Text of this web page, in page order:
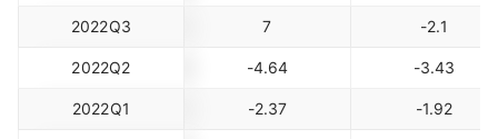
2022Q3 7 -2.1
2022Q2 -4.64 -3.43
2022Q1 -2.37 -1.92